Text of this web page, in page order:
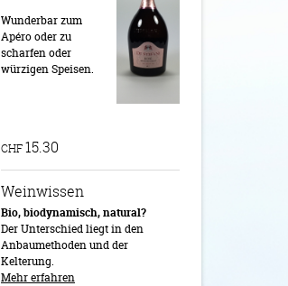
Wunderbar zum
Apéro oder zu
scharfen oder
würzigen Speisen.
CHF15.30
Weinwissen
Bio, biodynamisch, natural?
Der Unterschied liegt in den
Anbaumethoden und der
Kelterung.
Mehr erfahren